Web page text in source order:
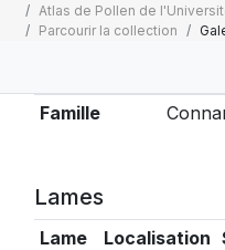
Atlas de Pollen de
Parcourir la collection
Famille
Lames
Lame Localisation